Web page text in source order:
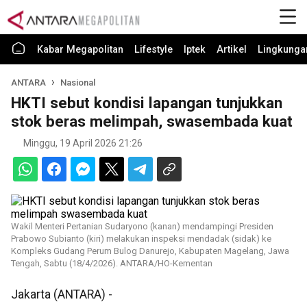
Kabar Megapolitan Lifestyle Iptek Artikel
ANTARA Nasional
HKTI sebut kondisi lapangan tunjukkan
stok beras melimpah, swasembada kuat
Minggu, 19 April 2026 21:26
Wakil Menteri Pertanian Sudaryono (kanan) mendampingi Presiden
Prabowo Subianto (kiri) melakukan inspeksi mendadak (sidak) ke
Kompleks Gudang Perum Bulog Danurejo, Kabupaten Magelang, Jawa
Tengah, Sabtu (18/4/2026). ANTARA/HO-Kementan
Jakarta (ANTARA) -